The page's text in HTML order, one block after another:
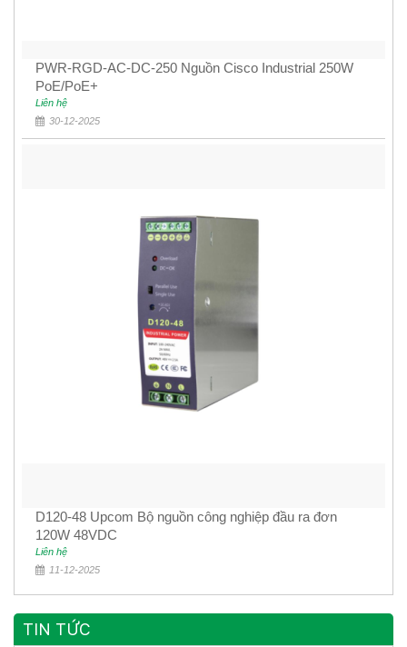
PWR-RGD-AC-DC-250 Nguồn Cisco Industrial 250W
PoE/PoE+
Liên hệ
30-12-2025
D120-48 Upcom Bộ nguồn công nghiệp đầu ra đơn
120W 48VDC
Liên hệ
11-12-2025
TIN TỨC